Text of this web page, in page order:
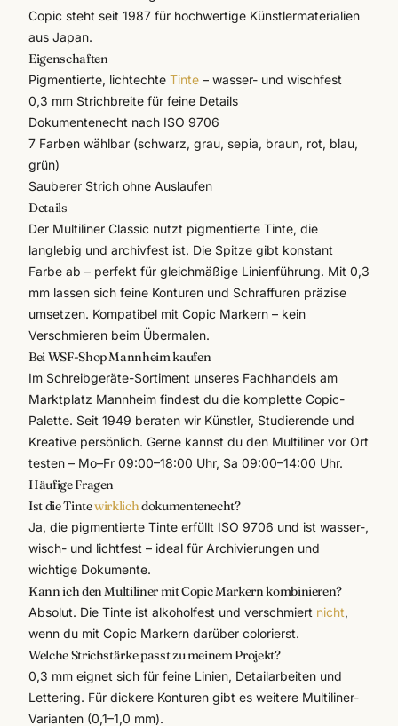
Copic steht seit 1987 für hochwertige Künstlermaterialien
aus Japan.
Eigenschaften
Pigmentierte, lichtechte Tinte – wasser- und wischfest
0,3 mm Strichbreite für feine Details
Dokumentenecht nach ISO 9706
7 Farben wählbar (schwarz, grau, sepia, braun, rot, blau,
grün)
Sauberer Strich ohne Auslaufen
Details
Der Multiliner Classic nutzt pigmentierte Tinte, die
langlebig und archivfest ist. Die Spitze gibt konstant
Farbe ab – perfekt für gleichmäßige Linienführung. Mit 0,3
mm lassen sich feine Konturen und Schraffuren präzise
umsetzen. Kompatibel mit Copic Markern – kein
Verschmieren beim Übermalen.
Bei WSF-Shop Mannheim kaufen
Im Schreibgeräte-Sortiment unseres Fachhandels am
Marktplatz Mannheim findest du die komplette Copic-
Palette. Seit 1949 beraten wir Künstler, Studierende und
Kreative persönlich. Gerne kannst du den Multiliner vor Ort
testen – Mo–Fr 09:00–18:00 Uhr, Sa 09:00–14:00 Uhr.
Häufige Fragen
Ist die Tintewirklichdokumentenecht?
Ja, die pigmentierte Tinte erfüllt ISO 9706 und ist wasser-,
wisch- und lichtfest – ideal für Archivierungen und
wichtige Dokumente.
Kann ich den Multiliner mit Copic Markern kombinieren?
Absolut. Die Tinte ist alkoholfest und verschmiert nicht,
wenn du mit Copic Markern darüber colorierst.
Welche Strichstärke passt zu meinem Projekt?
0,3 mm eignet sich für feine Linien, Detailarbeiten und
Lettering. Für dickere Konturen gibt es weitere Multiliner-
Varianten (0,1–1,0 mm).